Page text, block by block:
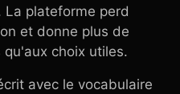
plateforme perd
et donne plus de
choix utiles.
avec le vocabulaire